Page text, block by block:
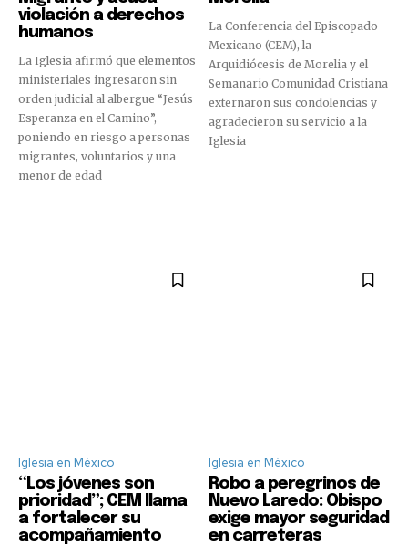
violación a derechos
humanos
La Iglesia afirmó que elementos
ministeriales ingresaron sin
orden judicial al albergue “Jesús
Esperanza en el Camino”,
poniendo en riesgo a personas
migrantes, voluntarios y una
menor de edad
La Conferencia del Episcopado
Mexicano (CEM), la
Arquidiócesis de Morelia y el
Semanario Comunidad Cristiana
externaron sus condolencias y
agradecieron su servicio a la
Iglesia
Iglesia en México
“Los jóvenes son
prioridad”; CEM llama
a fortalecer su
acompañamiento
Iglesia en México
Robo a peregrinos de
Nuevo Laredo: Obispo
exige mayor seguridad
en carreteras